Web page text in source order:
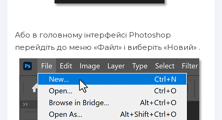
Або в головному інтерфейсі Photoshop
перейдіть до меню «Файл» і виберіть «Новий» .